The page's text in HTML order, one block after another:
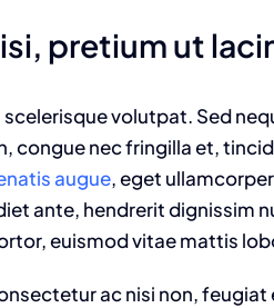
pretium ut
volutpat. Sed
congue nec fringilla et,
augue, eget
ante, hendrerit dignissim
euismod vitae mattis
ac nisi non,